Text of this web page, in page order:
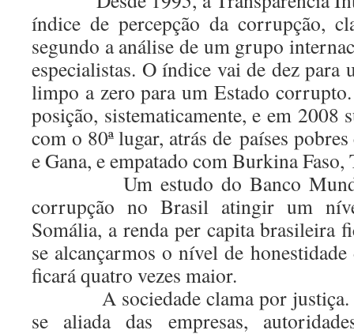
índice de percepção da corrupção,
segundo a análise de um grupo
especialistas. O índice vai de dez para
limpo a zero para um Estado
posição, sistematicamente, e em 2008
com o 80ª lugar, atrás de países
e Gana, e empatado com Burkina
Um estudo do Banco
corrupção no Brasil atingir um
Somália, a renda per capita brasileira
se alcançarmos o nível de
ficará quatro vezes maior.
A sociedade clama por justiça.
se aliada das empresas,